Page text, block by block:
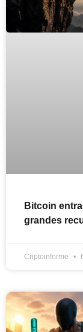
Bitcoin
grandes
Criptoinforme